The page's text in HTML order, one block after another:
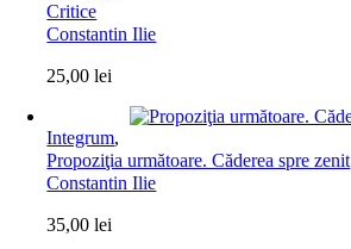
Critice
Constantin Ilie
25,00lei
Integrum,
Propoziţia următoare. Căderea spre zenit
Constantin Ilie
35,00lei